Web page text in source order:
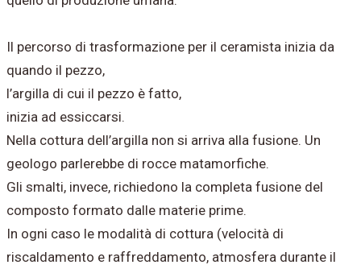
Il percorso di trasformazione per il ceramista inizia da
quando il pezzo,
l’argilla di cui il pezzo è fatto,
inizia ad essiccarsi.
Nella cottura dell’argilla non si arriva alla fusione. Un
geologo parlerebbe di rocce matamorfiche.
Gli smalti, invece, richiedono la completa fusione del
composto formato dalle materie prime.
In ogni caso le modalità di cottura (velocità di
riscaldamento e raffreddamento, atmosfera durante il